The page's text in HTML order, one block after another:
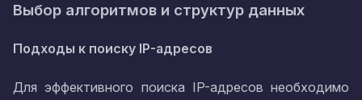
Выбор алгоритмов и структур данных
Подходы к поиску IP-адресов
Для эффективного поиска IP-адресов необходимо